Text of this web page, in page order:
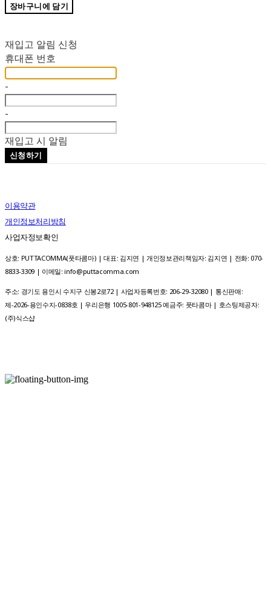
장바구니에 담기
재입고 알림 신청
휴대폰 번호
-
-
재입고 시 알림
신청하기
이용약관
개인정보처리방침
사업자정보확인
상호: PUTTACOMMA(풋타콤마) | 대표: 김지연 | 개인정보관리책임자: 김지연 | 전화: 070-
8833-3309 | 이메일: info@puttacomma.com
주소: 경기도 용인시 수지구 신봉2로72 | 사업자등록번호: 206-29-32080| 통신판매:
제-2026-용인수지-0838호 | 우리은행 1005-801-948125 예금주: 풋타콤마| 호스팅제공자:
(주)식스샵